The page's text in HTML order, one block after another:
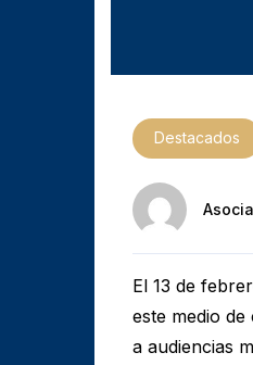
Destacados
El 13 de
este medio
a audiencias